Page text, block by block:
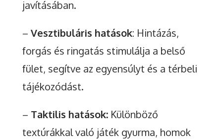
javításában.
– Vesztibuláris hatások: Hintázás,
forgás és ringatás stimulálja a belső
fület, segítve az egyensúlyt és a térbeli
tájékozódást.
– Taktilis hatások:Különböző
textúrákkal való játék gyurma, homok